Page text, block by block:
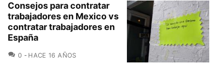
Consejos para contratar
trabajadores en Mexico vs
contratar trabajadores en
España
0 COMENTARIOS
HACE 16 AÑOS